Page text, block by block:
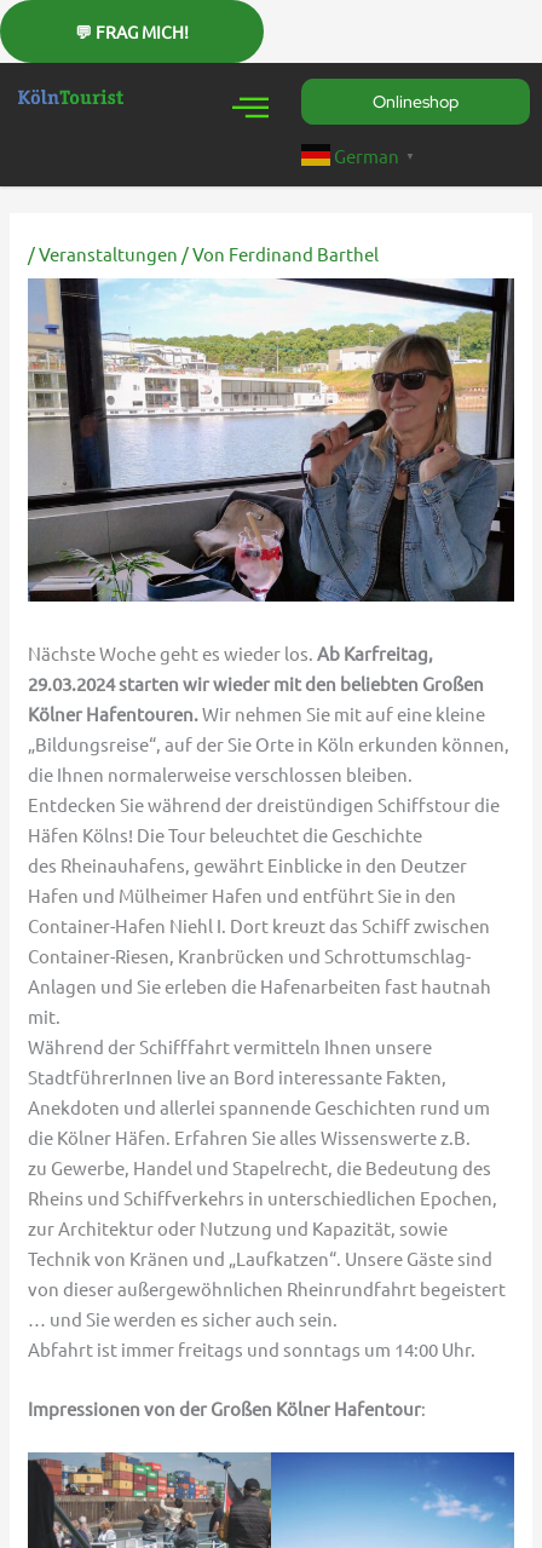
Inhalt
springen
Onlineshop
German ▼
/Veranstaltungen / Von Ferdinand Barthel
Nächste Woche geht es wieder los.Ab Karfreitag,
29.03.2024 starten wir wieder mit den beliebten Großen
Kölner Hafentouren.Wir nehmen Sie mit auf eine kleine
„Bildungsreise“, auf der Sie Orte in Köln erkunden können,
die Ihnen normalerweise verschlossen bleiben.
Entdecken Sie während der dreistündigen Schiffstour die
Häfen Kölns! Die Tour beleuchtet die Geschichte
des Rheinauhafens, gewährt Einblicke in den Deutzer
Hafen und Mülheimer Hafen und entführt Sie in den
Container-Hafen Niehl I. Dort kreuzt das Schiff zwischen
Container-Riesen, Kranbrücken und Schrottumschlag-
Anlagen und Sie erleben die Hafenarbeiten fast hautnah
mit.
Während der Schifffahrt vermitteln Ihnen unsere
StadtführerInnen live an Bord interessante Fakten,
Anekdoten und allerlei spannende Geschichten rund um
die Kölner Häfen. Erfahren Sie alles Wissenswerte z.B.
zu Gewerbe, Handel und Stapelrecht, die Bedeutung des
Rheins und Schiffverkehrs in unterschiedlichen Epochen,
zur Architektur oder Nutzung und Kapazität, sowie
Technik von Kränen und „Laufkatzen“. Unsere Gäste sind
von dieser außergewöhnlichen Rheinrundfahrt begeistert
… und Sie werden es sicher auch sein.
Abfahrt ist immer freitags und sonntags um 14:00 Uhr.
Impressionen von der Großen Kölner Hafentour: